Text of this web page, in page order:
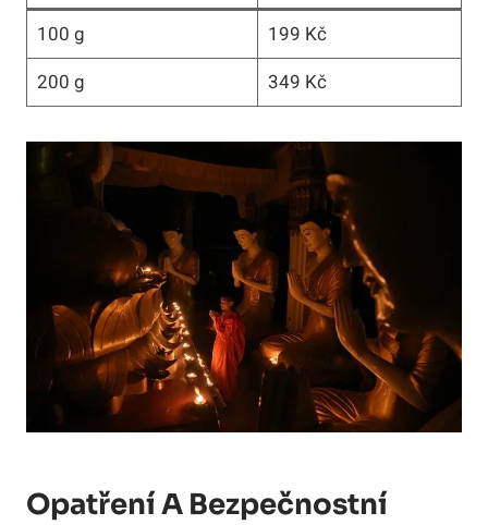
100‌ g
199 Kč
200 g
349‌ Kč
Opatření A Bezpečnostní⁤